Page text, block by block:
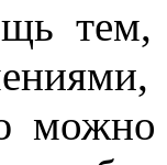
тем,
можно